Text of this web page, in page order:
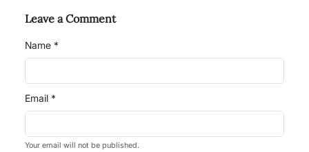
Leave a Comment
Name *
Email *
Your email will not be published.